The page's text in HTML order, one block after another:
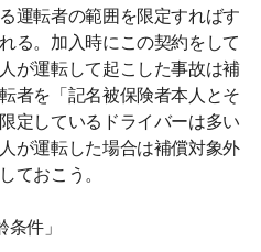
運転者の範囲を限定すればす
る。加入時にこの契約をして
が運転して起こした事故は補
者を「記名被保険者本人とそ
定しているドライバーは多い
が運転した場合は補償対象外
ておこう。
件」